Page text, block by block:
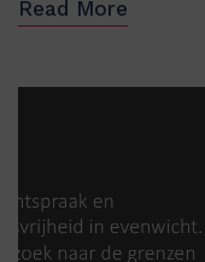
Read More